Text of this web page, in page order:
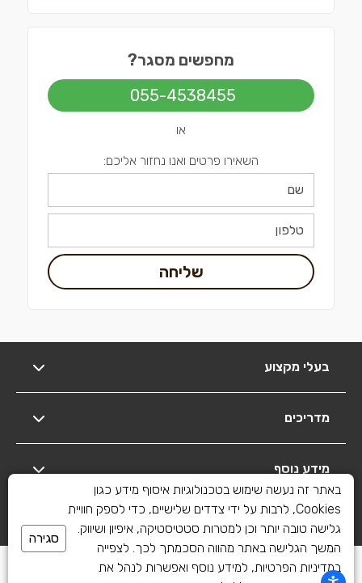
מחפשים מסגר?
055-4538455
או
השאירו פרטים ואנו נחזור אליכם:
שליחה
בעלי מקצוע
מדריכים
מידע נוסף
יצירת קשר
כל הזכויות שמורות לשיפוצים פלוס 2010-2026
באתר זה נעשה שימוש בטכנולוגיות איסוף מידע כגון
Cookies, לרבות על ידי צדדים שלישיים, כדי לספק חוויית
גלישה טובה יותר וכן למטרות סטטיסטיקה, איפיון ושיווק.
המשך הגלישה באתר מהווה הסכמתך לכך. לצפייה
במדיניות הפרטיות, למידע נוסף ואפשרות לנהל את
סגירה